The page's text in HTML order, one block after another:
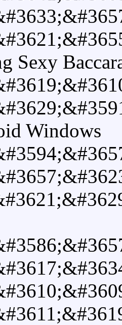
Sexy
Windows